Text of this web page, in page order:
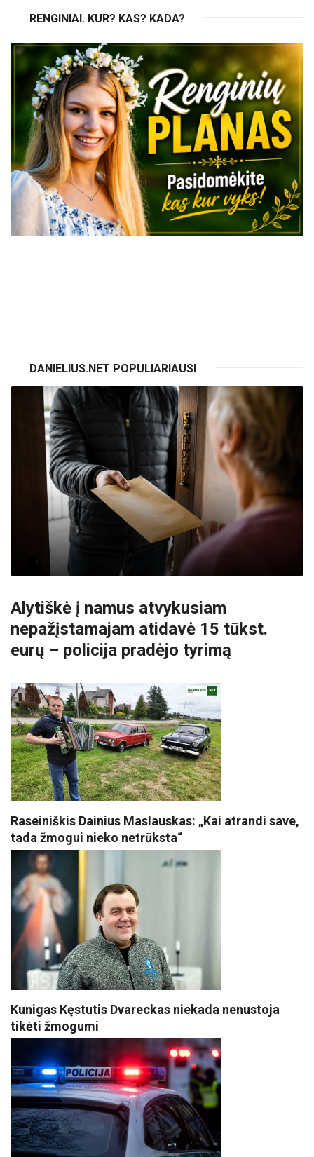
RENGINIAI. KUR? KAS? KADA?
DANIELIUS.NET POPULIARIAUSI
Alytiškė į namus atvykusiam
nepažįstamajam atidavė 15 tūkst.
eurų – policija pradėjo tyrimą
Raseiniškis Dainius Maslauskas: „Kai atrandi save,
tada žmogui nieko netrūksta“
Kunigas Kęstutis Dvareckas niekada nenustoja
tikėti žmogumi